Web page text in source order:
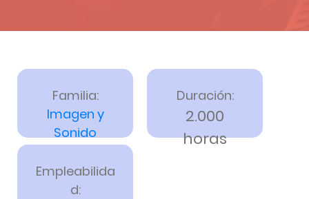
Familia:
Imagen y
Sonido
Duración:
2.000
horas
Empleabilida
d: